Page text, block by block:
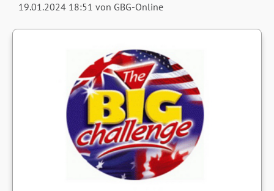
19.01.2024 18:51 von GBG-Online